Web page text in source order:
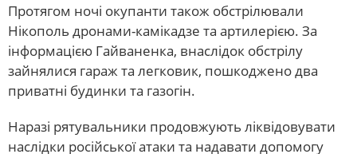
Протягом ночі окупанти також обстрілювали
Нікополь дронами-камікадзе та артилерією. За
інформацією Гайваненка, внаслідок обстрілу
зайнялися гараж та легковик, пошкоджено два
приватні будинки та газогін.
Наразі рятувальники продовжують ліквідовувати
наслідки російської атаки та надавати допомогу